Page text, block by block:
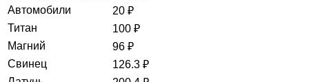
Автомобили
20 ₽
Титан
100 ₽
Магний
96 ₽
Свинец
126.3 ₽